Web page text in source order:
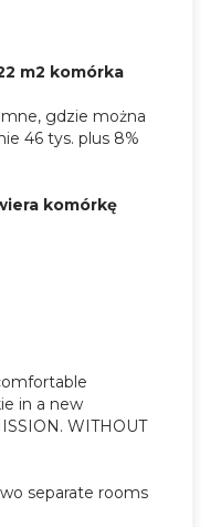
m2 komórka
gdzie można
46 tys. plus 8%
komórkę
in a new
WITHOUT
separate rooms